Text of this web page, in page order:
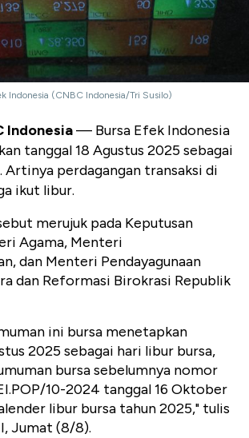
Indonesia (CNBC Indonesia/Tri Susilo)
Indonesia— Bursa Efek Indonesia
tanggal 18 Agustus 2025 sebagai
Artinya perdagangan transaksi di
ikut libur.
merujuk pada Keputusan
Agama, Menteri
dan Menteri Pendayagunaan
dan Reformasi Birokrasi Republik
ini bursa menetapkan
2025 sebagai hari libur bursa,
bursa sebelumnya nomor
10-2024 tanggal 16 Oktober
libur bursa tahun 2025," tulis
Jumat (8/8).